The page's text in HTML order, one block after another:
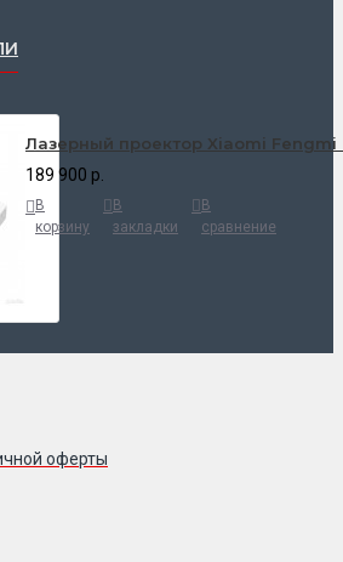
Лазерный проектор Xiaomi Fengmi
189 900 р.
В
корзину
В
закладки
В
сравнение
оферты